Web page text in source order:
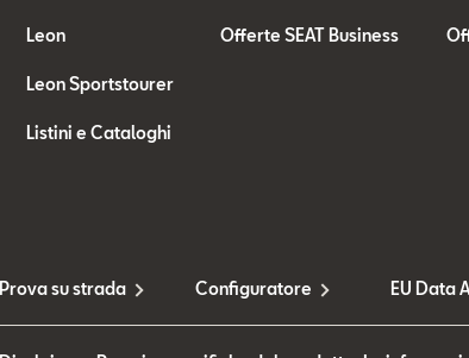
Leon
Leon Sportstourer
Listini e Cataloghi
Offerte SEAT Business
Prova su strada Configuratore EU Data